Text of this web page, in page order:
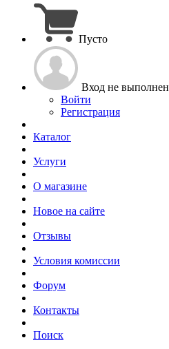
Пусто
Вход не выполнен
Войти
Регистрация
Каталог
Услуги
О магазине
Новое на сайте
Отзывы
Условия комиссии
Форум
Контакты
Поиск